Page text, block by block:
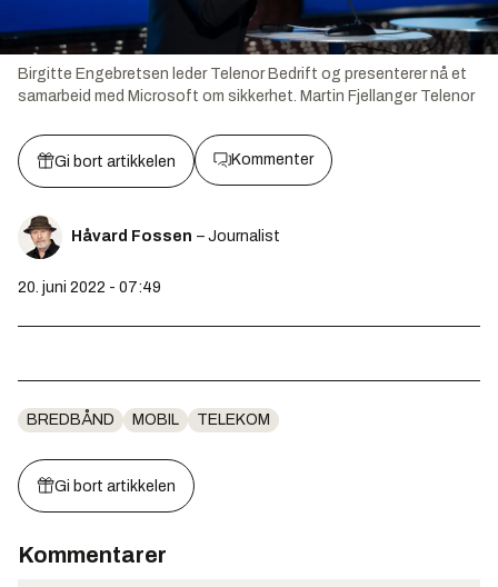
Birgitte Engebretsen leder Telenor Bedrift og presenterer nå et
samarbeid med Microsoft om sikkerhet. Martin Fjellanger Telenor
Gi bort artikkelen Kommenter
Håvard Fossen – Journalist
20. juni 2022 - 07:49
BREDBÅND MOBIL TELEKOM
Gi bort artikkelen
Kommentarer